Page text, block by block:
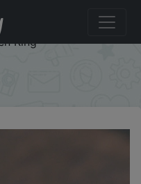
Steel Hip Hop Bladed
Color Ring Lover
Ring